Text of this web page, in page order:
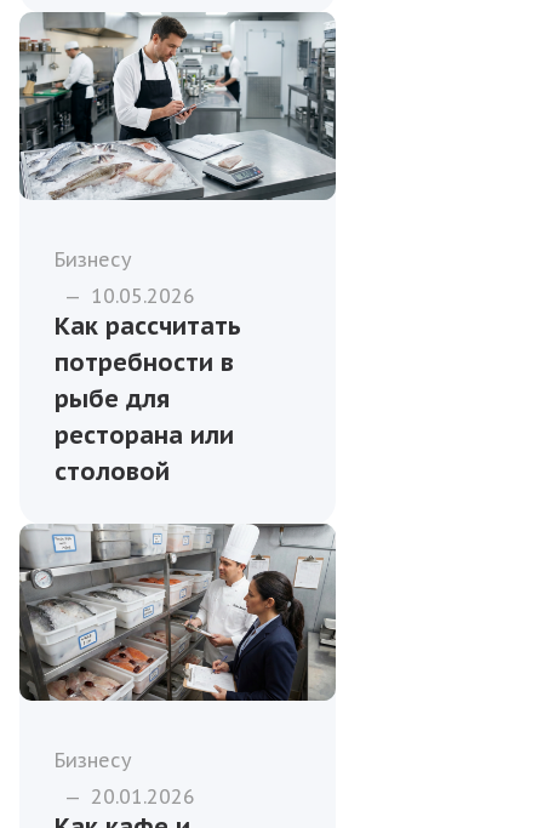
Бизнесу
— 10.05.2026
Как рассчитать
потребности в
рыбе для
ресторана или
столовой
Бизнесу
— 20.01.2026